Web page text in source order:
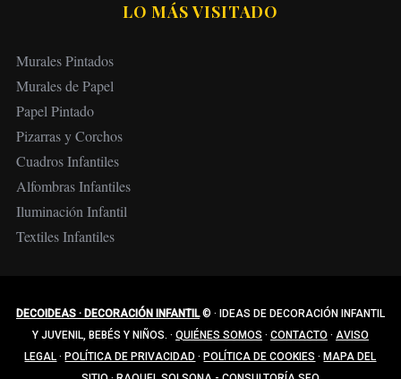
LO MÁS VISITADO
Murales Pintados
Murales de Papel
Papel Pintado
Pizarras y Corchos
Cuadros Infantiles
Alfombras Infantiles
Iluminación Infantil
Textiles Infantiles
DECOIDEAS · DECORACIÓN INFANTIL© ·
IDEAS DE DECORACIÓN INFANTIL
Y JUVENIL, BEBÉS Y NIÑOS. · QUIÉNES SOMOS · CONTACTO · AVISO
LEGAL · POLÍTICA DE PRIVACIDAD · POLÍTICA DE COOKIES · MAPA DEL